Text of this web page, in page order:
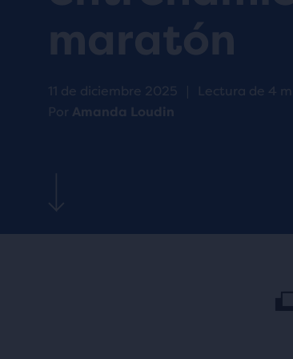
maratón
11 de diciembre 2025 |
Lectura de 4
Por Amanda Loudin